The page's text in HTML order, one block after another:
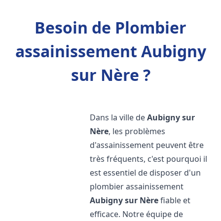
Besoin de Plombier
assainissement Aubigny
sur Nère ?
Dans la ville deAubigny sur
Nère, les problèmes
d'assainissement peuvent être
très fréquents, c'est pourquoi il
est essentiel de disposer d'un
plombier assainissement
Aubigny sur Nèrefiable et
efficace. Notre équipe de